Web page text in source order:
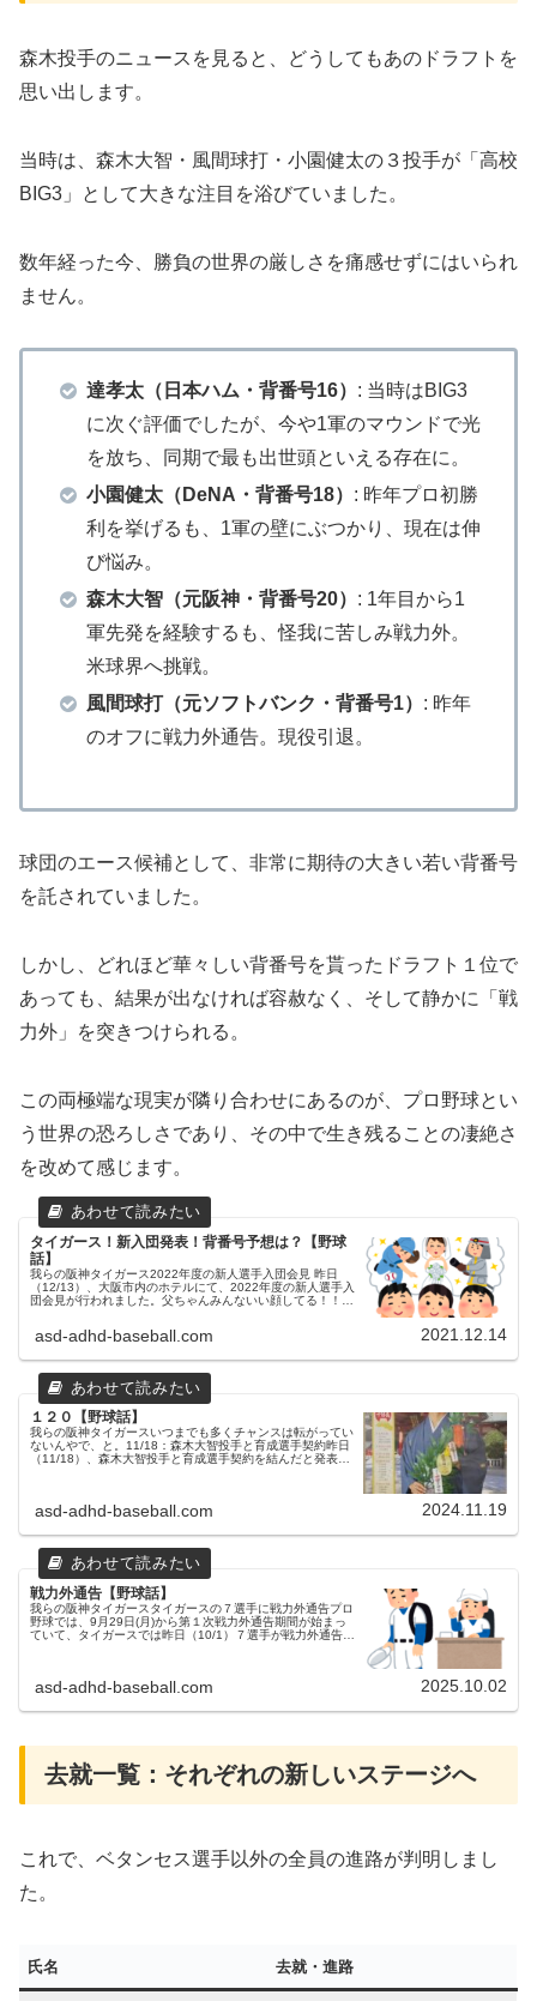
​森木投手のニュースを見ると、どうしてもあのドラフトを
思い出します。
当時は、森木大智・風間球打・小園健太の３投手が「高校
BIG3」として大きな注目を浴びていました。
数年経った今、勝負の世界の厳しさを痛感せずにはいられ
ません。
達孝太（日本ハム・背番号16） : 当時はBIG3
に次ぐ評価でしたが、今や1軍のマウンドで光
を放ち、同期で最も出世頭といえる存在に。
小園健太（DeNA・背番号18） : 昨年プロ初勝
利を挙げるも、1軍の壁にぶつかり、現在は伸
び悩み。
森木大智（元阪神・背番号20） : 1年目から1
軍先発を経験するも、怪我に苦しみ戦力外。
米球界へ挑戦。
風間球打（元ソフトバンク・背番号1） : 昨年
のオフに戦力外通告。現役引退。
​球団のエース候補として、非常に期待の大きい若い背番号
を託されていました。
しかし、どれほど華々しい背番号を貰ったドラフト１位で
あっても、結果が出なければ容赦なく、そして静かに「戦
力外」を突きつけられる。
​この両極端な現実が隣り合わせにあるのが、プロ野球とい
う世界の恐ろしさであり、その中で生き残ることの凄絶さ
を改めて感じます。
タイガース！新入団発表！背番号予想は？【野球
話】
我らの阪神タイガース2022年度の新人選手入団会見 昨日
（12/13）、大阪市内のホテルにて、2022年度の新人選手入
団会見が行われました。父ちゃんみんないい顔してる！！父
asd-adhd-baseball.com 2021.12.14
１２０【野球話】
我らの阪神タイガースいつまでも多くチャンスは転がってい
ないんやで、と。11/18：森木大智投手と育成選手契約昨日
（11/18）、森木大智投手と育成選手契約を結んだと発表が
asd-adhd-baseball.com 2024.11.19
戦力外通告【野球話】
我らの阪神タイガースタイガースの７選手に戦力外通告プロ
野球では、9月29日(月)から第１次戦力外通告期間が始まっ
ていて、タイガースでは昨日（10/1）７選手が戦力外通告を
asd-adhd-baseball.com 2025.10.02
​去就一覧：それぞれの新しいステージへ
​これで、ベタンセス選手以外の全員の進路が判明しまし
た。
氏名 去就・進路